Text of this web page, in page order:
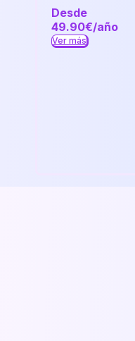
Desde
49.90€/año
Ver más